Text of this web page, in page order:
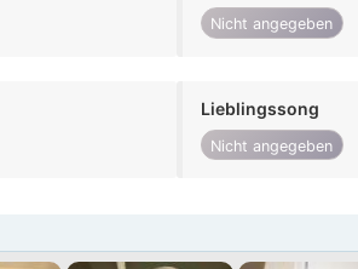
Nicht angegeben
Lieblingssong
Nicht angegeben